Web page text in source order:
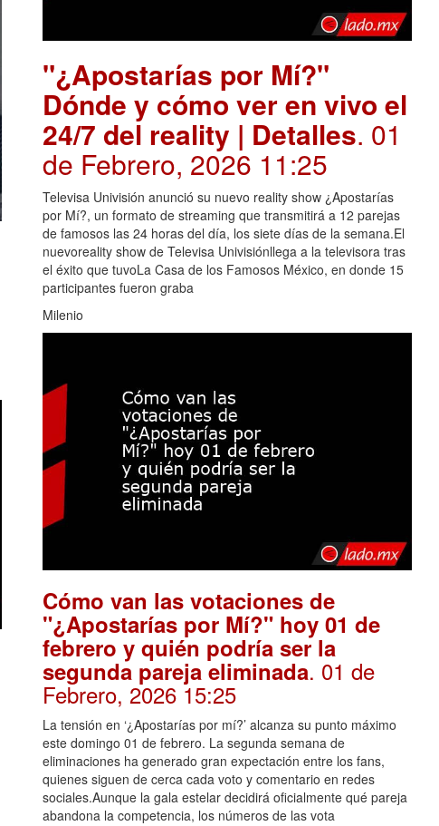
"¿Apostarías por Mí?"
Dónde y cómo ver en vivo el
24/7 del reality | Detalles. 01
de Febrero, 2026 11:25
Televisa Univisión anunció su nuevo reality show ¿Apostarías
por Mí?, un formato de streaming que transmitirá a 12 parejas
de famosos las 24 horas del día, los siete días de la semana.El
nuevoreality show de Televisa Univisiónllega a la televisora tras
el éxito que tuvoLa Casa de los Famosos México, en donde 15
participantes fueron graba
Milenio
Cómo van las votaciones de
"¿Apostarías por Mí?" hoy 01 de
febrero y quién podría ser la
segunda pareja eliminada. 01 de
Febrero, 2026 15:25
La tensión en ‘¿Apostarías por mí?’ alcanza su punto máximo
este domingo 01 de febrero. La segunda semana de
eliminaciones ha generado gran expectación entre los fans,
quienes siguen de cerca cada voto y comentario en redes
sociales.Aunque la gala estelar decidirá oficialmente qué pareja
abandona la competencia, los números de las vota